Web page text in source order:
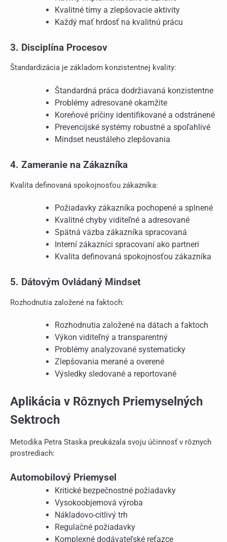
Kvalitné tímy a zlepšovacie aktivity
Každý mať hrdosť na kvalitnú prácu
3. Disciplína Procesov
Štandardizácia je základom konzistentnej kvality:
Štandardná práca dodržiavaná konzistentne
Problémy adresované okamžite
Koreňové príčiny identifikované a odstránené
Prevencijské systémy robustné a spoľahlivé
Mindset neustáleho zlepšovania
4. Zameranie na Zákazníka
Kvalita definovaná spokojnosťou zákazníka:
Požiadavky zákazníka pochopené a splnené
Kvalitné chyby viditeľné a adresované
Spätná väzba zákazníka spracovaná
Interní zákazníci spracovaní ako partneri
Kvalita definovaná spokojnosťou zákazníka
5. Dátovým Ovládaný Mindset
Rozhodnutia založené na faktoch:
Rozhodnutia založené na dátach a faktoch
Výkon viditeľný a transparentný
Problémy analyzované systematicky
Zlepšovania merané a overené
Výsledky sledované a reportované
Aplikácia v Rôznych Priemyselných
Sektroch
Metodika Petra Staska preukázala svoju účinnosť v rôznych
prostrediach:
Automobilový Priemysel
Kritické bezpečnostné požiadavky
Vysokoobjemová výroba
Nákladovo-citlivý trh
Regulačné požiadavky
Komplexné dodávateľské reťazce